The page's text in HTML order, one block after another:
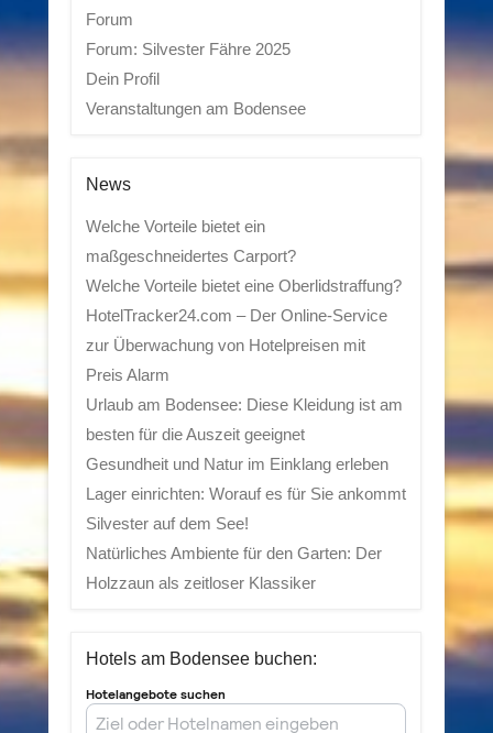
Forum
Forum: Silvester Fähre 2025
Dein Profil
Veranstaltungen am Bodensee
News
Welche Vorteile bietet ein
maßgeschneidertes Carport?
Welche Vorteile bietet eine Oberlidstraffung?
HotelTracker24.com – Der Online-Service
zur Überwachung von Hotelpreisen mit
Preis Alarm
Urlaub am Bodensee: Diese Kleidung ist am
besten für die Auszeit geeignet
Gesundheit und Natur im Einklang erleben
Lager einrichten: Worauf es für Sie ankommt
Silvester auf dem See!
Natürliches Ambiente für den Garten: Der
Holzzaun als zeitloser Klassiker
Hotels am Bodensee buchen: